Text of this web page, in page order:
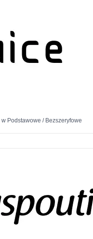
w Podstawowe / Bezszeryfowe